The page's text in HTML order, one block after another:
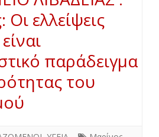
ελλείψεις
παράδειγμα
του